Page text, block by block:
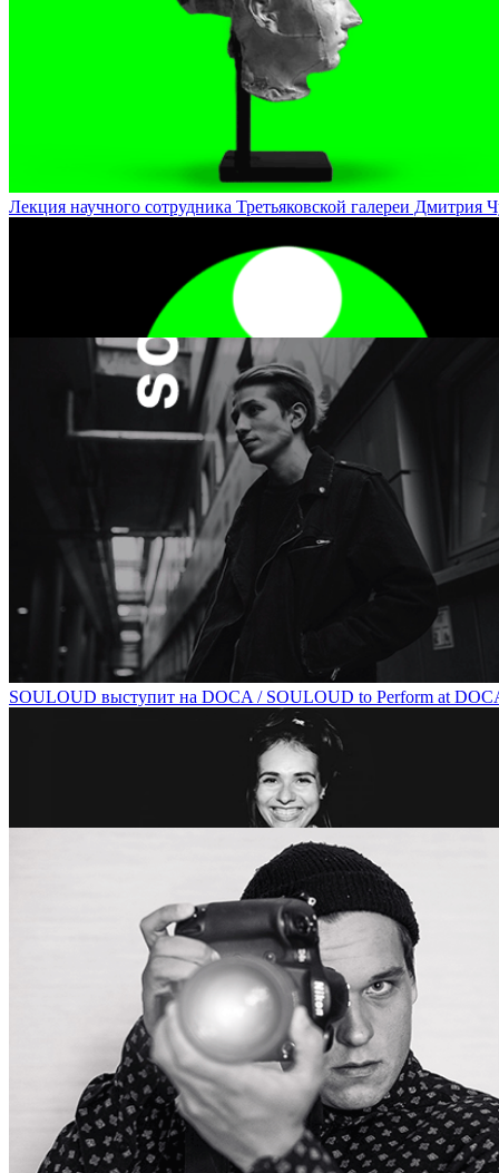
Лекция-полилог о поэзии Марины Цветаевой / Polylogue
Лекция научного сотрудника Третьяковской галереи
Мандала: древнейший инструмент работы с бессознательным
SOULOUD выступит на DOCA / SOULOUD to Perform at
Алиса Таежная расскажет о концептуальных героях